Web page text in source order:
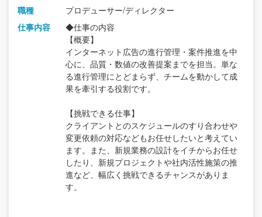
職種
プロデューサー/ディレクター
仕事内容
◆仕事の内容
【概要】
インターネット広告の進行管理・案件推進を中
心に、品質・数値の改善提案までを担当。単な
る進行管理にとどまらず、チームを動かして成
果を牽引する役割です。
【挑戦できる仕事】
クライアントとのスケジュールのすり合わせや
変更依頼の対応などもお任せしたいと考えてい
ます。また、新規業務の設計をイチからお任せ
したり、新規プロジェクトや社内活性施策の推
進など、幅広く挑戦できるチャンスがありま
す。